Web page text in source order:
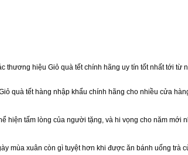
hiệu Giỏ quà tết chính hãng uy tín tốt nhất tới từ
quà tết hàng nhập khẩu chính hãng cho nhiều cửa
tấm lòng của người tặng, và hi vọng cho năm mới
mùa xuân còn gì tuyệt hơn khi được ăn bánh uống trà